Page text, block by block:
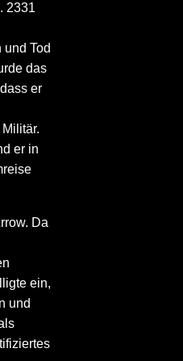
2331
Tod
das
er
er in
Da
ein,
und